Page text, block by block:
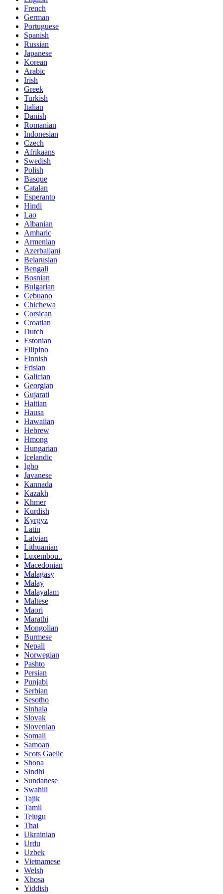
French
German
Portuguese
Spanish
Russian
Japanese
Korean
Arabic
Irish
Greek
Turkish
Italian
Danish
Romanian
Indonesian
Czech
Afrikaans
Swedish
Polish
Basque
Catalan
Esperanto
Hindi
Lao
Albanian
Amharic
Armenian
Azerbaijani
Belarusian
Bengali
Bosnian
Bulgarian
Cebuano
Chichewa
Corsican
Croatian
Dutch
Estonian
Filipino
Finnish
Frisian
Galician
Georgian
Gujarati
Haitian
Hausa
Hawaiian
Hebrew
Hmong
Hungarian
Icelandic
Igbo
Javanese
Kannada
Kazakh
Khmer
Kurdish
Kyrgyz
Latin
Latvian
Lithuanian
Luxembou..
Macedonian
Malagasy
Malay
Malayalam
Maltese
Maori
Marathi
Mongolian
Burmese
Nepali
Norwegian
Pashto
Persian
Punjabi
Serbian
Sesotho
Sinhala
Slovak
Slovenian
Somali
Samoan
Scots Gaelic
Shona
Sindhi
Sundanese
Swahili
Tajik
Tamil
Telugu
Thai
Ukrainian
Urdu
Uzbek
Vietnamese
Welsh
Xhosa
Yiddish